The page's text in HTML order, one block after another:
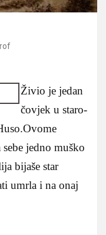
Živio je jedan
čovjek u staro-
jedno muško
bijaše star
umrla i na onaj